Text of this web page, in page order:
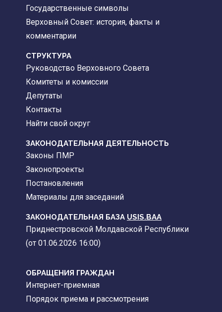
Государственные символы
Верховный Совет: история, факты и
комментарии
CТРУКТУРА
Руководство Верховного Совета
Комитеты и комиссии
Депутаты
Контакты
Найти свой округ
ЗАКОНОДАТЕЛЬНАЯ ДЕЯТЕЛЬНОСТЬ
Законы ПМР
Законопроекты
Постановления
Материалы для заседаний
ЗАКОНОДАТЕЛЬНАЯ БАЗА USIS.BAA
Приднестровской Молдавской Республики
(от 01.06.2026 16:00)
ОБРАЩЕНИЯ ГРАЖДАН
Интернет-приемная
Порядок приема и рассмотрения